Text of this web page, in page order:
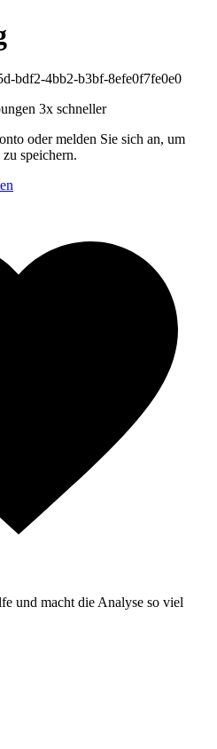
bdf2-4bb2-b3bf-8efe0f7fe0e0
3x schneller
oder melden Sie sich an, um
speichern.
und macht die Analyse so viel